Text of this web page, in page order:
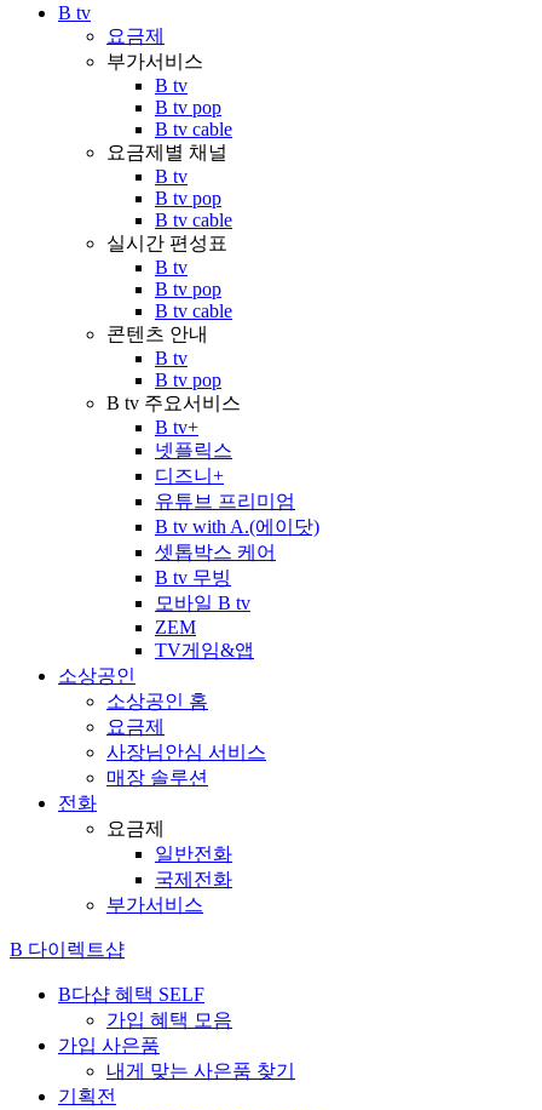
B tv
요금제
부가서비스
B tv
B tv pop
B tv cable
요금제별 채널
B tv
B tv pop
B tv cable
실시간 편성표
B tv
B tv pop
B tv cable
콘텐츠 안내
B tv
B tv pop
B tv 주요서비스
B tv+
넷플릭스
디즈니+
유튜브 프리미엄
B tv with A.(에이닷)
셋톱박스 케어
B tv 무빙
모바일 B tv
ZEM
TV게임&앱
소상공인
소상공인 홈
요금제
사장님안심 서비스
매장 솔루션
전화
요금제
일반전화
국제전화
부가서비스
B 다이렉트샵
B다샵 혜택 SELF
가입 혜택 모음
가입 사은품
내게 맞는 사은품 찾기
기획전